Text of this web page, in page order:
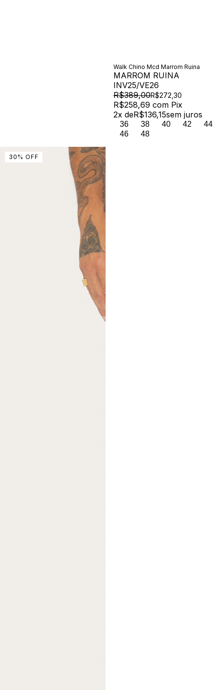
Walk Chino Mcd Marrom Ruina
MARROM RUINA
INV25/VE26
R$389,00R$272,30
R$258,69 com Pix
2x deR$136,15sem juros
36 38 40 42
44
46
48
30 % OFF